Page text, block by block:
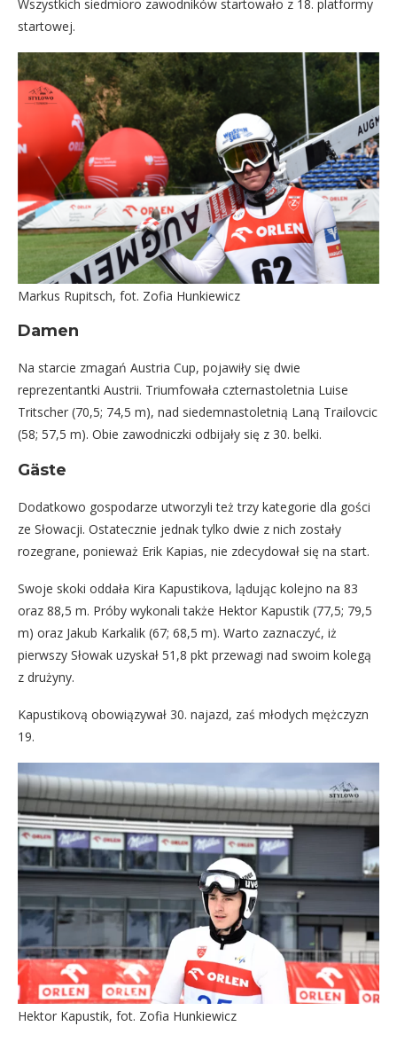
Wszystkich siedmioro zawodników startowało z 18. platformy
startowej.
Markus Rupitsch, fot. Zofia Hunkiewicz
Damen
Na starcie zmagań Austria Cup, pojawiły się dwie
reprezentantki Austrii. Triumfowała czternastoletnia Luise
Tritscher (70,5; 74,5 m), nad siedemnastoletnią Laną Trailovcic
(58; 57,5 m). Obie zawodniczki odbijały się z 30. belki.
Gäste
Dodatkowo gospodarze utworzyli też trzy kategorie dla gości
ze Słowacji. Ostatecznie jednak tylko dwie z nich zostały
rozegrane, ponieważ Erik Kapias, nie zdecydował się na start.
Swoje skoki oddała Kira Kapustikova, lądując kolejno na 83
oraz 88,5 m. Próby wykonali także Hektor Kapustik (77,5; 79,5
m) oraz Jakub Karkalik (67; 68,5 m). Warto zaznaczyć, iż
pierwszy Słowak uzyskał 51,8 pkt przewagi nad swoim kolegą
z drużyny.
Kapustikovą obowiązywał 30. najazd, zaś młodych mężczyzn
19.
Hektor Kapustik, fot. Zofia Hunkiewicz